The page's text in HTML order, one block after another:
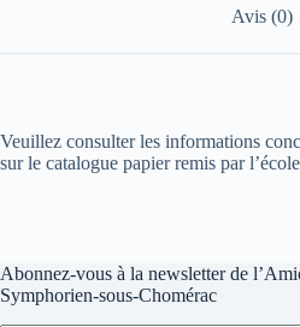
Avis (0)
Veuillez consulter les informations
sur le catalogue papier remis par
Abonnez-vous à la newsletter de
Symphorien-sous-Chomérac